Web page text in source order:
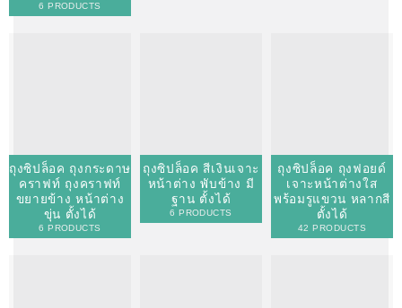
6 PRODUCTS
ถุงซิปล็อค ถุงกระดาษ
คราฟท์ ถุงคราฟท์
ขยายข้าง หน้าต่าง
ขุ่น ตั้งได้
6 PRODUCTS
ถุงซิปล็อค สีเงินเจาะ
หน้าต่าง พับข้าง มี
ฐาน ตั้งได้
6 PRODUCTS
ถุงซิปล็อค ถุงฟอยด์
เจาะหน้าต่างใส
พร้อมรูแขวน หลากสี
ตั้งได้
42 PRODUCTS